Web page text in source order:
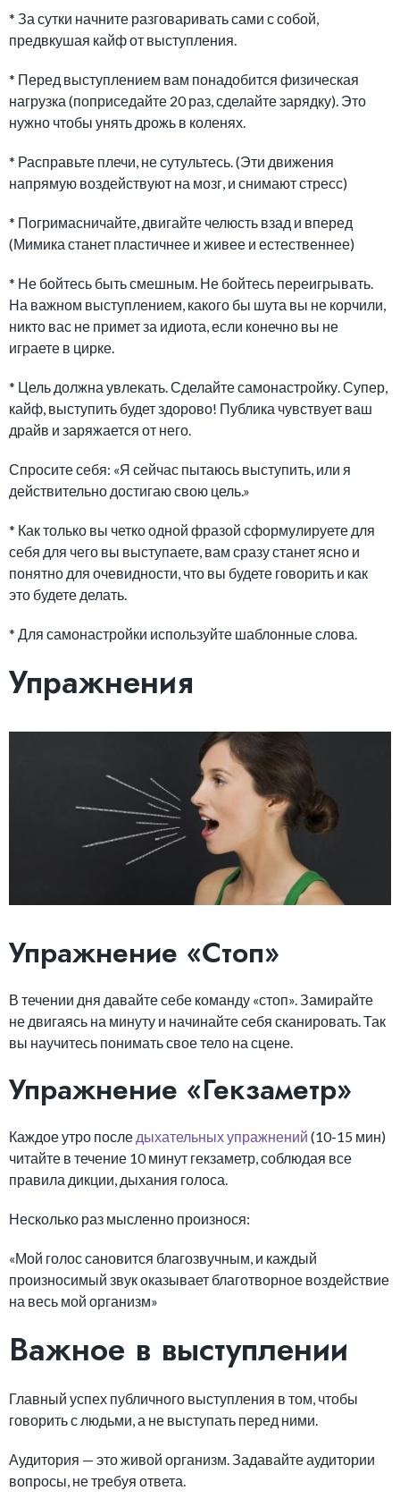
* За сутки начните разговаривать сами с собой,
предвкушая кайф от выступления.
* Перед выступлением вам понадобится физическая
нагрузка (поприседайте 20 раз, сделайте зарядку). Это
нужно чтобы унять дрожь в коленях.
* Расправьте плечи, не сутультесь. (Эти движения
напрямую воздействуют на мозг, и снимают стресс)
* Погримасничайте, двигайте челюсть взад и вперед
(Мимика станет пластичнее и живее и естественнее)
* Не бойтесь быть смешным. Не бойтесь переигрывать.
На важном выступлением, какого бы шута вы не корчили,
никто вас не примет за идиота, если конечно вы не
играете в цирке.
* Цель должна увлекать. Сделайте самонастройку. Супер,
кайф, выступить будет здорово! Публика чувствует ваш
драйв и заряжается от него.
Спросите себя: «Я сейчас пытаюсь выступить, или я
действительно достигаю свою цель.»
* Как только вы четко одной фразой сформулируете для
себя для чего вы выступаете, вам сразу станет ясно и
понятно для очевидности, что вы будете говорить и как
это будете делать.
* Для самонастройки используйте шаблонные слова.
Упражнения
Упражнение «Стоп»
В течении дня давайте себе команду «стоп». Замирайте
не двигаясь на минуту и начинайте себя сканировать. Так
вы научитесь понимать свое тело на сцене.
Упражнение «Гекзаметр»
Каждое утро после дыхательных упражнений (10-15 мин)
читайте в течение 10 минут гекзаметр, соблюдая все
правила дикции, дыхания голоса.
Несколько раз мысленно произнося:
«Мой голос сановится благозвучным, и каждый
произносимый звук оказывает благотворное воздействие
на весь мой организм»
Важное в выступлении
Главный успех публичного выступления в том, чтобы
говорить с людьми, а не выступать перед ними.
Аудитория — это живой организм. Задавайте аудитории
вопросы, не требуя ответа.